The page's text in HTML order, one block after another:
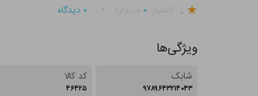
. ۰ ۰ دیدگاه
ویژگی‌ها
شابک
۹۷۸۹۶۴۳۲۱۴۰۴۳
کد کالا
۴۶۴۲۵